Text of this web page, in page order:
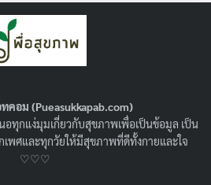
คอม (Pueasukkapab.com)
อทุกแง่มุมเกี่ยวกับสุขภาพเพื่อเป็นข้อมูล เป็น
พศและทุกวัยให้มีสุขภาพที่ดีทั้งกายและใจ
♡♡♡